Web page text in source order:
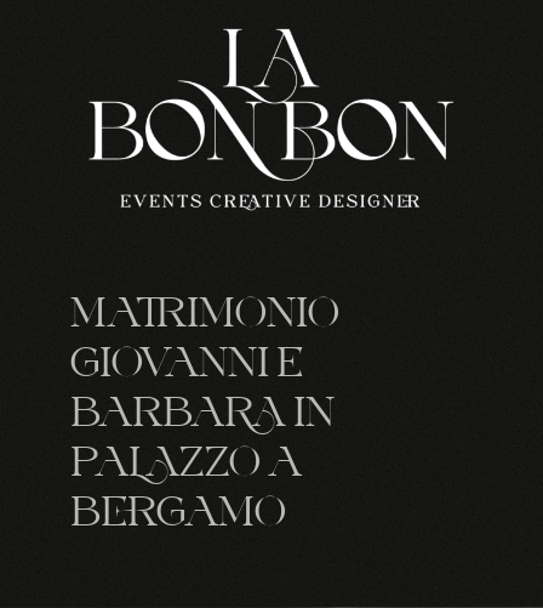
MATRIMONIO
GIOVANNI E
BARBARA IN
PALAZZO A
BERGAMO